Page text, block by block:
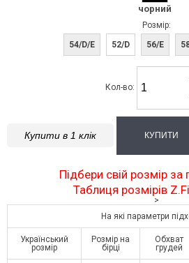
чорний
Розмір:
54/D/E
52/D 56/E
Кол-во:
Купити в 1 клік
Підбери свій розмір
Таблиця розмірів
>
На які параметри
Український
розмір
Розмір на
бірці
Обхват
грудей